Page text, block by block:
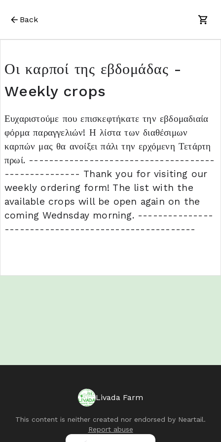
Back
Οι καρποί της εβδομάδας -
Weekly crops
Ευχαριστούμε που επισκεφτήκατε την εβδομαδιαία
φόρμα παραγγελιών! Η λίστα των διαθέσιμων
καρπών μας θα ανοίξει πάλι την ερχόμενη Τετάρτη
πρωί. -------------------------------------
--------------- Thank you for visiting our
weekly ordering form! The list with the
available crops will be open again on the
coming Wednsday morning. ---------------
--------------------------------------
Livada Farm
This content is neither created nor endorsed by Neartail.
Report abuse